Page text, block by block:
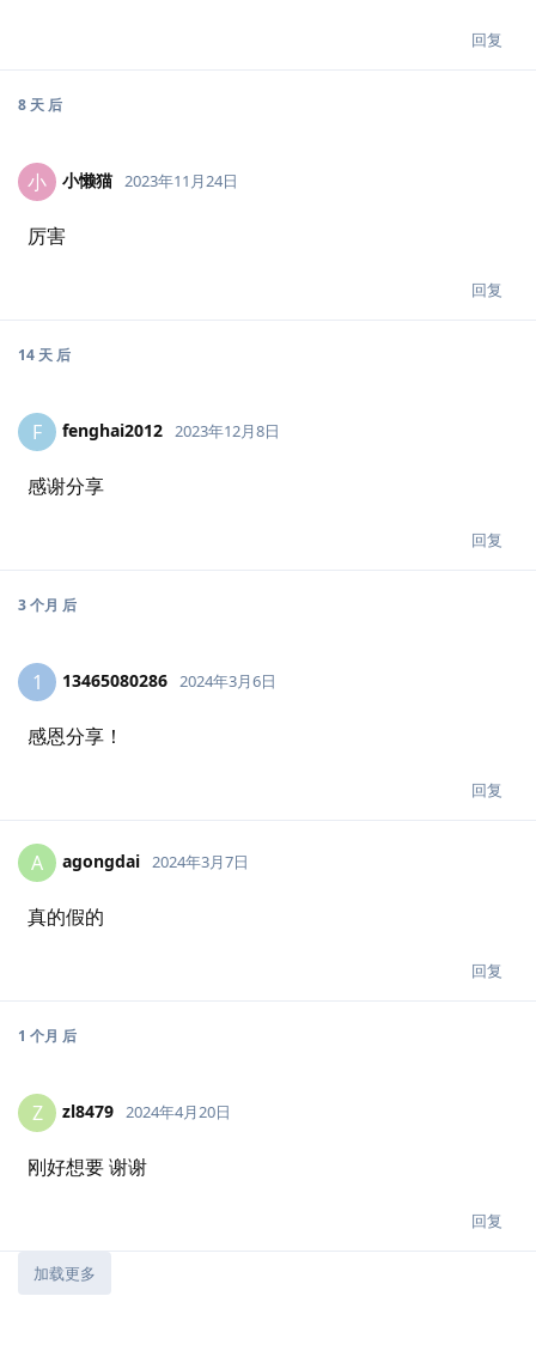
回复
8 天 后
小 小懒猫 2023年11月24日
厉害
回复
14 天 后
F fenghai2012 2023年12月8日
感谢分享
回复
3 个月 后
1 13465080286 2024年3月6日
感恩分享！
回复
A agongdai 2024年3月7日
真的假的
回复
1 个月 后
Z zl8479 2024年4月20日
刚好想要 谢谢
回复
加载更多